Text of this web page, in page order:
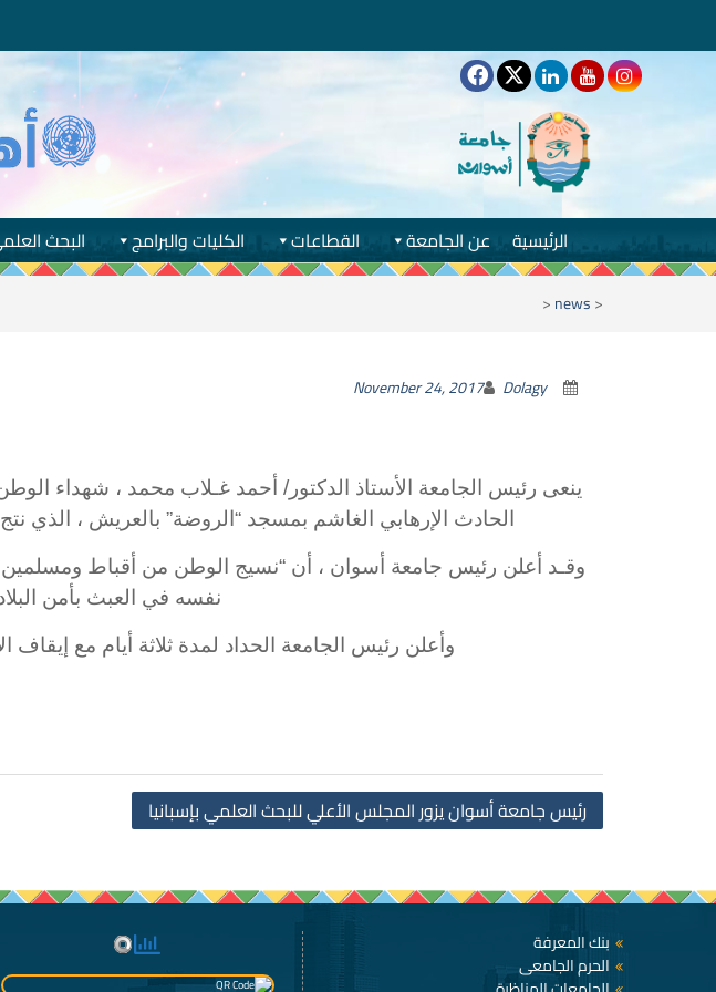
البحث الكليات والبرامج القطاعات عن الجامعة الرئيسية
<
news
<
November 24, 2017 Dolagy
ينعى رئيس الجامعة الأستاذ الدكتور/ أحمد غـلاب محمد ، شهداء
الحادث الإرهابي الغاشم بمسجد “الروضة” بالعريش ، الذي نتج عنه وفاة 235 مواطنا وإصابة 109 آخرين ، متمني
وقـد أعلن رئيس جامعة أسوان ، أن “نسيج الوطن من أقباط
نفسه في العبث بأمن
وأعلن رئيس الجامعة الحداد لمدة ثلاثة أيام مع إيقاف
رئيس جامعة أسوان يزور المجلس الأعلي للبحث العلمي بإسبانيا
بنك المعرفة
الحرم الجامعى